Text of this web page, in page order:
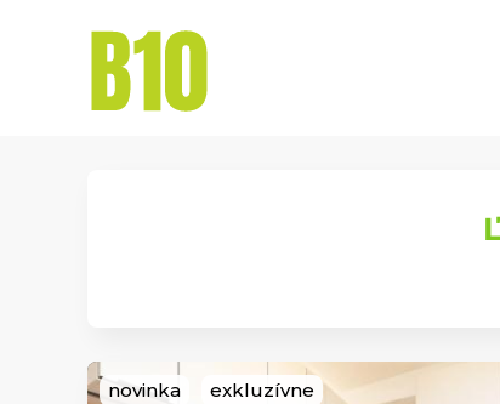
novinka exkluzívne